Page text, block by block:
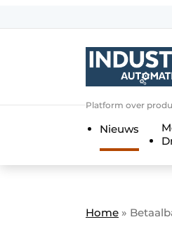
Contact
Direct
Platform over
Nieuws
Home »